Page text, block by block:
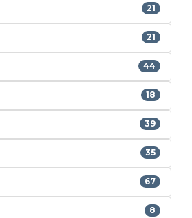
21
21
44
18
39
35
67
8